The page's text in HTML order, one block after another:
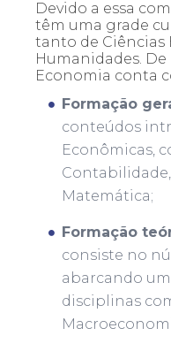
Devido a essa
têm uma grade
tanto de Ciências
Humanidades.
Economia conta
Formação
conteúdos
Econômicas,
Matemática;
Formação
consiste no
abarcando
disciplinas